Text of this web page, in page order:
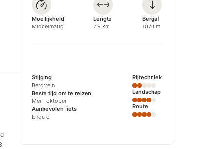
Moeilijkheid
Middelmatig
Lengte
7.9 km
Bergaf
1070 m
Stijging
Bergtrein
Beste tijd om te reizen
Mei - oktober
Aanbevolen fiets
Enduro
Rijtechniek
Landschap
Route